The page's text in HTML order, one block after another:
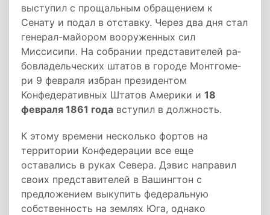
выступил с прощальным обращением к
Сенату и подал в отставку. Через два дня стал
генерал-майором вооруженных сил
Миссисипи. На со­б­ра­нии пред­ста­ви­те­лей ра­
бо­вла­дельческих шта­тов в городе Монт­го­ме­
ри 9 февраля избран президентом
Конфедеративных Штатов Америки и 18
февраля 1861 года вступил в должность.
К этому времени несколько фортов на
территории Конфедерации все еще
оставались в руках Севера. Дэвис направил
своих представителей в Вашингтон с
предложением выкупить федеральную
собственность на землях Юга, однако